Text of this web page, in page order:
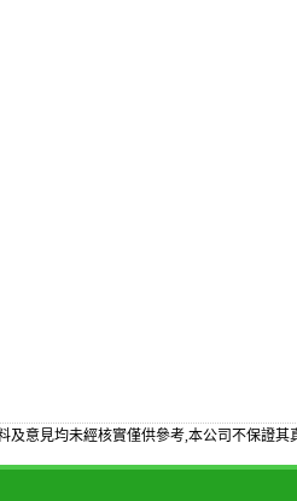
及意見均未經核實僅供參考,本公司不保證